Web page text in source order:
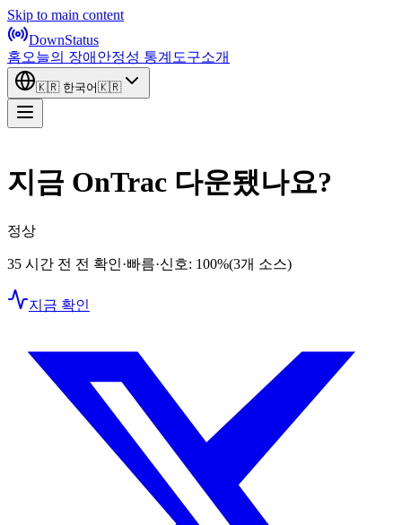
Skip to main content
DownStatus
홈오늘의 장애 안정성 통계 도구소개
🇰🇷 한국어🇰🇷
지금 OnTrac 다운됐나요?
정상
35 시간 전 전 확인·빠름·신호: 100%(3개 소스)
지금 확인